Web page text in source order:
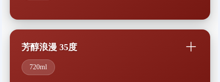
芳醇浪漫 35度
720ml